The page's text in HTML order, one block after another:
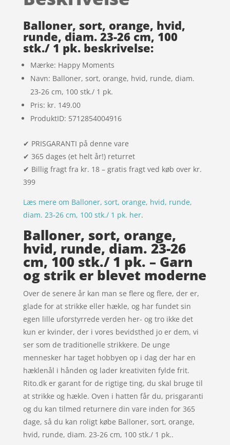
mmelser
Balloner, sort, orange, hvid,
runde, diam. 23-26 cm, 100
stk./ 1 pk. beskrivelse:
Mærke: Happy Moments
Navn: Balloner, sort, orange, hvid, runde, diam.
23-26 cm, 100 stk./ 1 pk.
Pris: kr. 149.00
ProduktID: 5712854004916
✔ PRISGARANTI på denne vare
✔ 365 dages (et helt år!) returret
✔ Billig fragt fra kr. 18 – gratis fragt ved køb over kr.
399
Læs mere om Balloner, sort, orange, hvid, runde,
diam. 23-26 cm, 100 stk./ 1 pk. her.
Balloner, sort, orange,
hvid, runde, diam. 23-26
cm, 100 stk./ 1 pk. – Garn
og strik er blevet moderne
Over de senere år kan man se flere og flere, der er,
glade for at strikke eller hækle, og har fundet sin
egen lille uforstyrrede verden her- og tro ikke det
kun er kvinder, der i vores bevidsthed jo er dem, vi
ser som de traditionelle strikkere. De unge
mennesker har taget hobbyen op i dag der har en
hæklenål i hånden og lader kreativiten fylde frit.
Rito.dk er garant for de rigtige ting, du skal bruge til
at strikke og hækle. Oven i hatten får du, prisgaranti
og du kan tilmed returnere din vare inden for 365
dage, så du kan roligt købe Balloner, sort, orange,
hvid, runde, diam. 23-26 cm, 100 stk./ 1 pk..